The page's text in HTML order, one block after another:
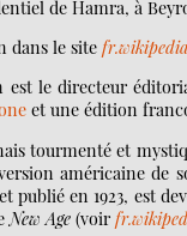
de Hamra, à
dans le sitefr.wikipedia
le directeur
et une édition
tourmenté et
américaine de
publié en 1923, est
New Age (voir